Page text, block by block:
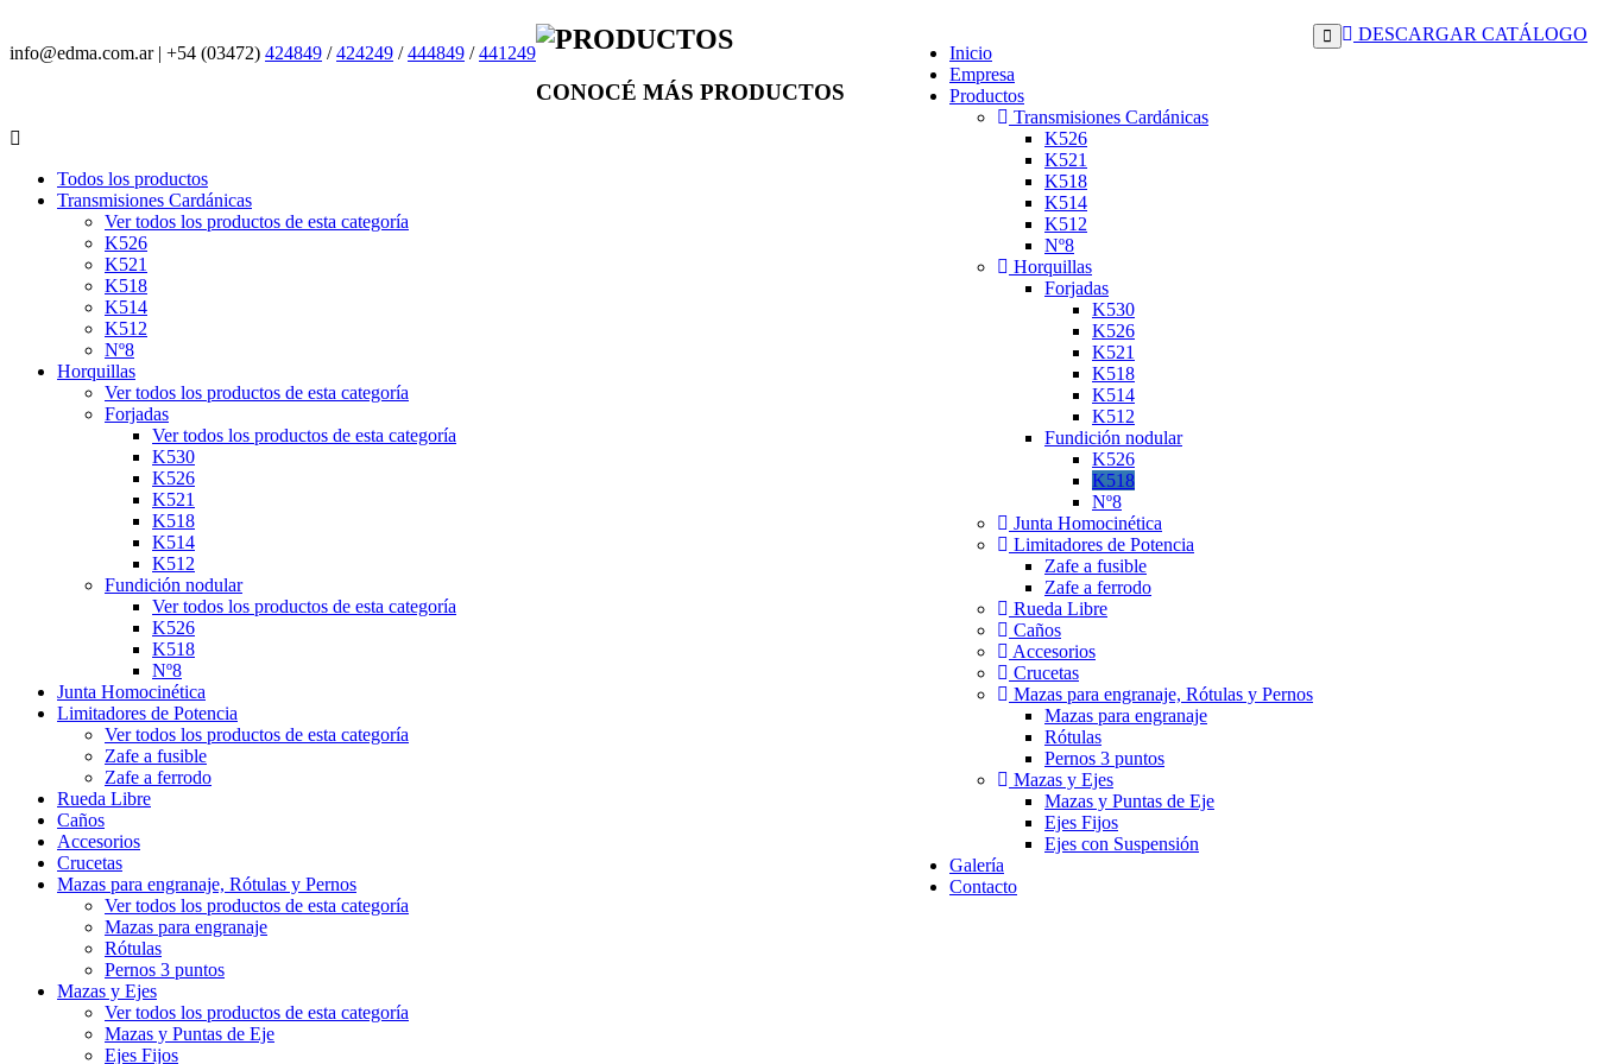
info@edma.com.ar| +54 (03472) 424849 /424249 /444849 /441249
DESCARGAR CATÁLOGO
Inicio
Empresa
Productos
Transmisiones Cardánicas
K526
K521
K518
K514
K512
Nº8
Horquillas
Forjadas
K530
K526
K521
K518
K514
K512
Fundición nodular
K526
K518
Nº8
Junta Homocinética
Limitadores de Potencia
Zafe a fusible
Zafe a ferrodo
Rueda Libre
Caños
Accesorios
Crucetas
Mazas para engranaje, Rótulas y Pernos
Mazas para engranaje
Rótulas
Pernos 3 puntos
Mazas y Ejes
Mazas y Puntas de Eje
Ejes Fijos
Ejes con Suspensión
Galería
Contacto
PRODUCTOS
CONOCÉ MÁS PRODUCTOS
Todos los productos
Transmisiones Cardánicas
Ver todos los productos de esta categoría
K526
K521
K518
K514
K512
Nº8
Horquillas
Ver todos los productos de esta categoría
Forjadas
Ver todos los productos de esta categoría
K530
K526
K521
K518
K514
K512
Fundición nodular
Ver todos los productos de esta categoría
K526
K518
Nº8
Junta Homocinética
Limitadores de Potencia
Ver todos los productos de esta categoría
Zafe a fusible
Zafe a ferrodo
Rueda Libre
Caños
Accesorios
Crucetas
Mazas para engranaje, Rótulas y Pernos
Ver todos los productos de esta categoría
Mazas para engranaje
Rótulas
Pernos 3 puntos
Mazas y Ejes
Ver todos los productos de esta categoría
Mazas y Puntas de Eje
Ejes Fijos